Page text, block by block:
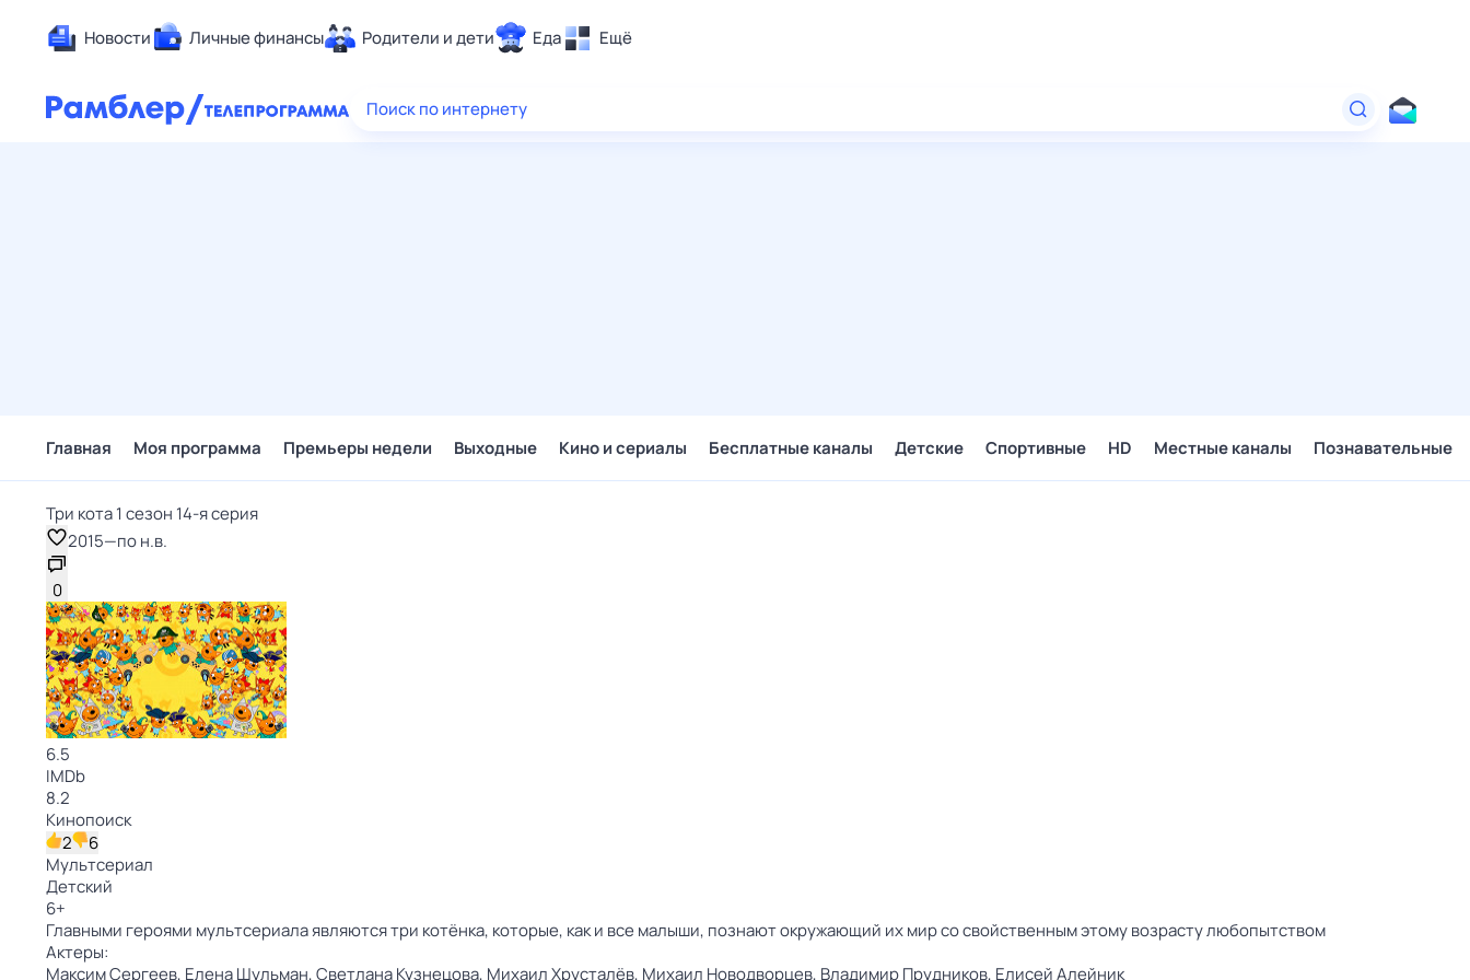
Новости Личные финансы Родители и дети Еда Ещё
Здоровье
Поиск по интернету
Главная Моя программа Премьеры недели Выходные Кино и сериалы Бесплатные каналы Детские Спортивные HD Местные каналы Познавательные
Три кота 1 сезон 14-я серия
2015—по н.в.
0
6.5
IMDb
8.2
Кинопоиск
2
6
Мультсериал
Детский
6+
Главными героями мультсериала являются три котёнка, которые, как и все малыши, познают окружающий их мир со свойственным этому возрасту любопытством
Актеры:
Максим Сергеев, Елена Шульман,Светлана Кузнецова, Михаил Хрусталёв, Михаил Новодворцев, Владимир Прудников, Елисей Алейник